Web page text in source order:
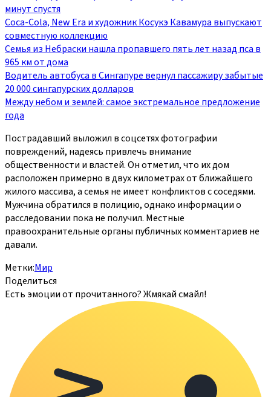
минут спустя
Coca-Cola, New Era и художник Косукэ Кавамура выпускают
совместную коллекцию
Семья из Небраски нашла пропавшего пять лет назад пса в
965 км от дома
Водитель автобуса в Сингапуре вернул пассажиру забытые
20 000 сингапурских долларов
Между небом и землей: самое экстремальное предложение
года
Пострадавший выложил в соцсетях фотографии
повреждений, надеясь привлечь внимание
общественности и властей. Он отметил, что их дом
расположен примерно в двух километрах от ближайшего
жилого массива, а семья не имеет конфликтов с соседями.
Мужчина обратился в полицию, однако информации о
расследовании пока не получил. Местные
правоохранительные органы публичных комментариев не
давали.
Метки:Мир
Поделиться
Есть эмоции от прочитанного? Жмякай смайл!